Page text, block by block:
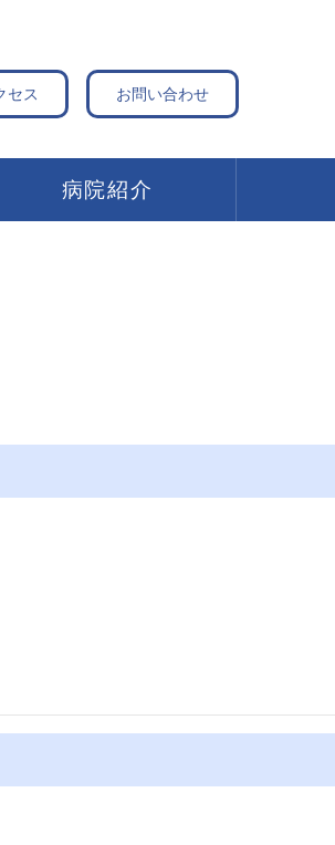
セス お問い合わせ
病院紹介